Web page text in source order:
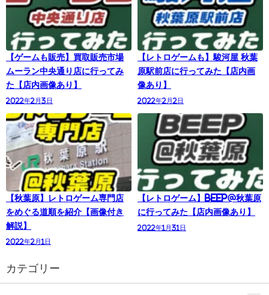
【ゲームも販売】買取販売市場
ムーラン中央通り店に行ってみ
た【店内画像あり】
2022年2月3日
【レトロゲームも】駿河屋 秋葉
原駅前店に行ってみた【店内画
像あり】
2022年2月2日
【秋葉原】レトロゲーム専門店
をめぐる道順を紹介【画像付き
解説】
2022年2月1日
【レトロゲーム】BEEP@秋葉原
に行ってみた【店内画像あり】
2022年1月31日
カテゴリー